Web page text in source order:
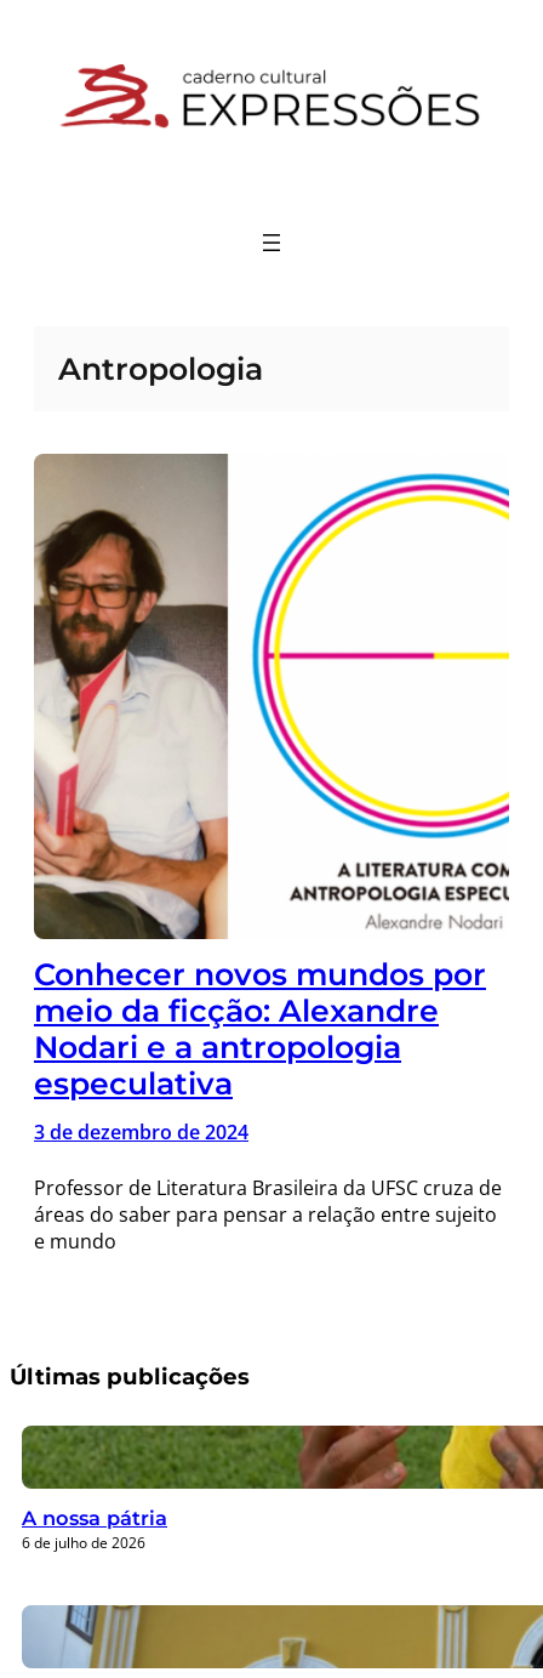
conteúdo
Antropologia
Conhecer novos mundos por
meio da ficção: Alexandre
Nodari e a antropologia
especulativa
3 de dezembro de 2024
Professor de Literatura Brasileira da UFSC cruza de
áreas do saber para pensar a relação entre sujeito
e mundo
Últimas publicações
A nossa pátria
6 de julho de 2026